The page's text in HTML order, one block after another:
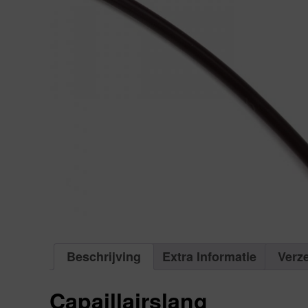
Beschrijving Extra Informatie
Capaillairslang